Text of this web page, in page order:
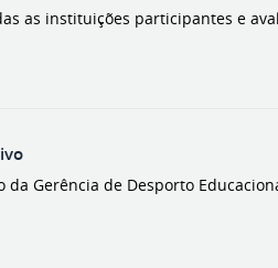
as instituições participantes e
Gerência de Desporto